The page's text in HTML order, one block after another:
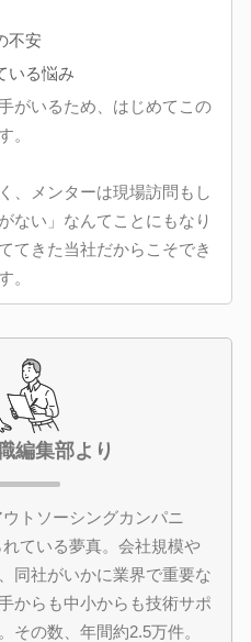
不安
いる悩み
がいるため、はじめてこの
。
、メンターは現場訪問もし
ない」なんてことにもなり
てきた当社だからこそでき
。
編集部より
トソーシングカンパニ
ている夢真。会社規模や
同社がいかに業界で重要な
からも中小からも技術サポ
その数、年間約2.5万件。